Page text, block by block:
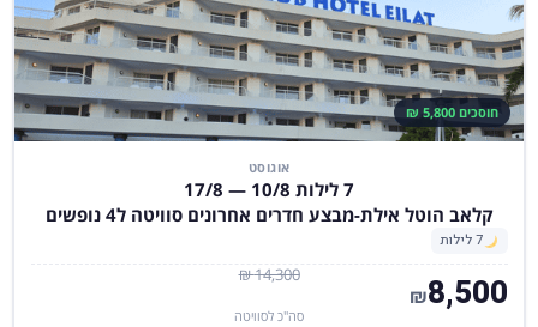
חוסכים 5,800 ₪
אוגוסט
7 לילות 10/8 — 17/8
קלאב הוטל אילת-מבצע חדרים אחרונים סוויטה ל4 נופשים
7 לילות
14,300 ₪ 8,500
₪
סה"כ לסוויטה